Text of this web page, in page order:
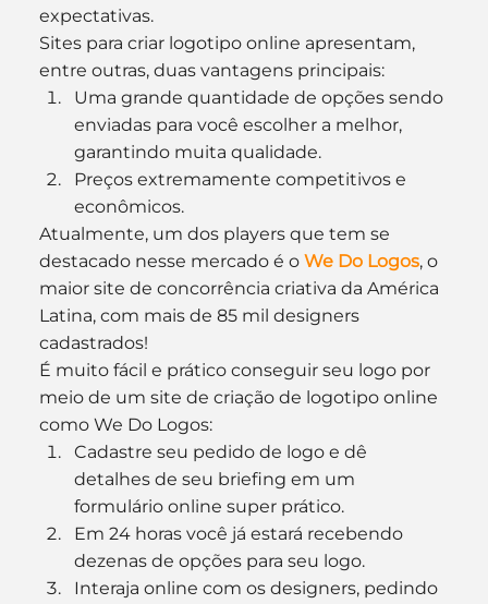
expectativas.
Sites para criar logotipo online apresentam,
entre outras, duas vantagens principais:
Uma grande quantidade de opções sendo
enviadas para você escolher a melhor,
garantindo muita qualidade.
Preços extremamente competitivos e
econômicos.
Atualmente, um dos players que tem se
destacado nesse mercado é o We Do Logos, o
maior site de concorrência criativa da América
Latina, com mais de 85 mil designers
cadastrados!
É muito fácil e prático conseguir seu logo por
meio de um site de criação de logotipo online
como We Do Logos:
Cadastre seu pedido de logo e dê
detalhes de seu briefing em um
formulário online super prático.
Em 24 horas você já estará recebendo
dezenas de opções para seu logo.
Interaja online com os designers, pedindo